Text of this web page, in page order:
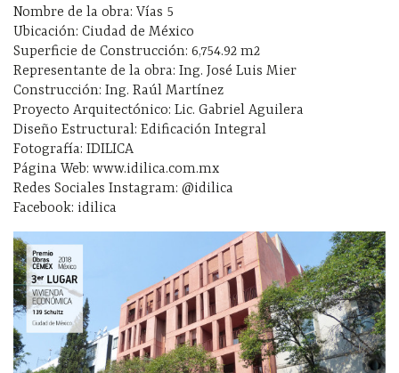
Nombre de la obra: Vías 5
Ubicación: Ciudad de México
Superficie de Construcción: 6,754.92 m2
Representante de la obra: Ing. José Luis Mier
Construcción: Ing. Raúl Martínez
Proyecto Arquitectónico: Lic. Gabriel Aguilera
Diseño Estructural: Edificación Integral
Fotografía: IDILICA
Página Web: www.idilica.com.mx
Redes Sociales Instagram: @idilica
Facebook: idilica